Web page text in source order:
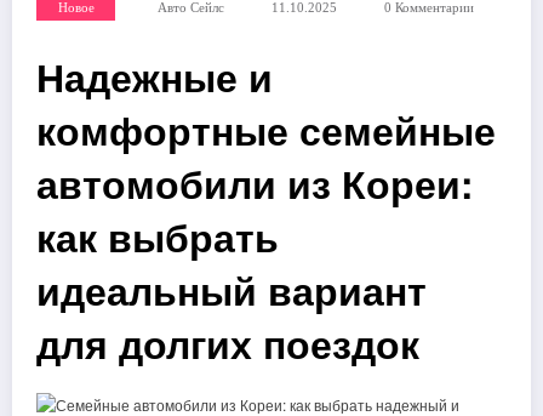
Новое Авто Сейлс 11.10.2025 0 Комментарии
Надежные и
комфортные семейные
автомобили из Кореи:
как выбрать
идеальный вариант
для долгих поездок